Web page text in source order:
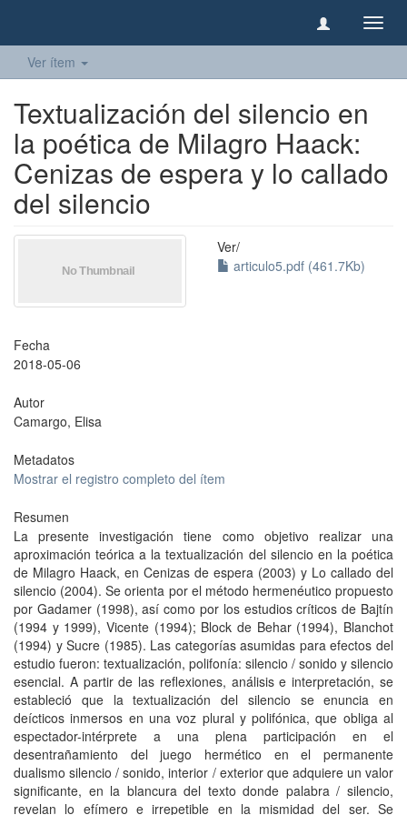
Ver ítem
Textualización del silencio en
la poética de Milagro Haack:
Cenizas de espera y lo callado
del silencio
Ver/
articulo5.pdf (461.7Kb)
Fecha
2018-05-06
Autor
Camargo, Elisa
Metadatos
Mostrar el registro completo del ítem
Resumen
La presente investigación tiene como objetivo realizar una
aproximación teórica a la textualización del silencio en la poética
de Milagro Haack, en Cenizas de espera (2003) y Lo callado del
silencio (2004). Se orienta por el método hermenéutico propuesto
por Gadamer (1998), así como por los estudios críticos de Bajtín
(1994 y 1999), Vicente (1994); Block de Behar (1994), Blanchot
(1994) y Sucre (1985). Las categorías asumidas para efectos del
estudio fueron: textualización, polifonía: silencio / sonido y silencio
esencial. A partir de las reflexiones, análisis e interpretación, se
estableció que la textualización del silencio se enuncia en
deícticos inmersos en una voz plural y polifónica, que obliga al
espectador-intérprete a una plena participación en el
desentrañamiento del juego hermético en el permanente
dualismo silencio / sonido, interior / exterior que adquiere un valor
significante, en la blancura del texto donde palabra / silencio,
revelan lo efímero e irrepetible en la mismidad del ser. Se